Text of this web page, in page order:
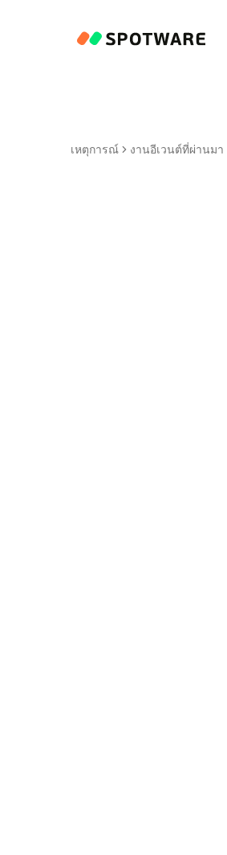
เหตุ​การณ์ งานอี​เวนต์ที่ผ่าน​มา